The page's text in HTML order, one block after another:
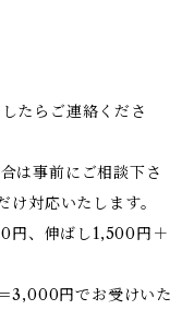
たらご連絡くださ
は事前にご相談下さ
対応いたします。
円、伸ばし1,500円＋
3,000円でお受けいた